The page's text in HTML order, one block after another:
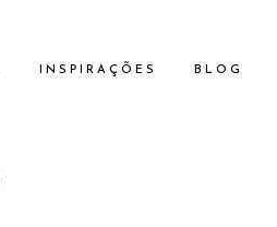
INSPIRAÇÕES BLOG